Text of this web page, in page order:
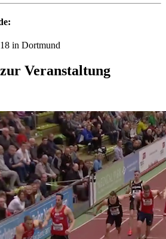
in Dortmund
Veranstaltung